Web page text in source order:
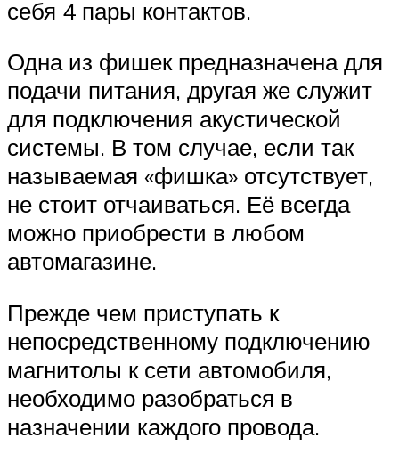
себя 4 пары контактов.
Одна из фишек предназначена для
подачи питания, другая же служит
для подключения акустической
системы. В том случае, если так
называемая «фишка» отсутствует,
не стоит отчаиваться. Её всегда
можно приобрести в любом
автомагазине.
Прежде чем приступать к
непосредственному подключению
магнитолы к сети автомобиля,
необходимо разобраться в
назначении каждого провода.